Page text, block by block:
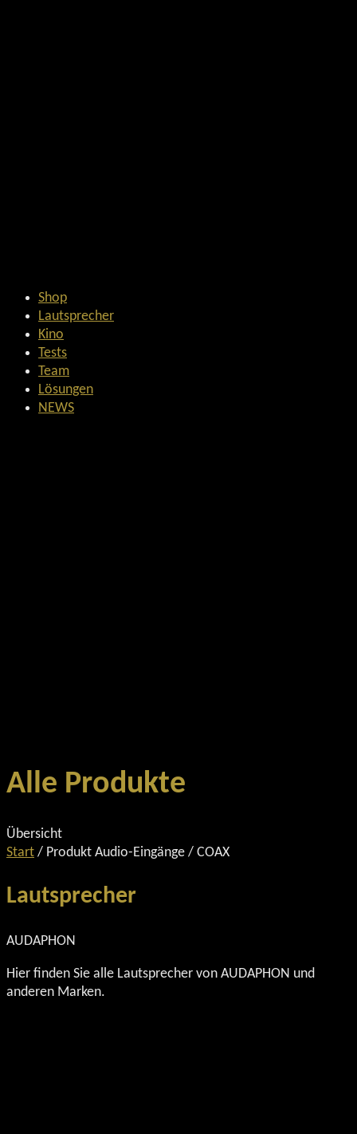
Shop
Lautsprecher
Kino
Tests
Team
Lösungen
NEWS
Alle Produkte
Übersicht
Start / Produkt Audio-Eingänge / COAX
Lautsprecher
AUDAPHON
Hier finden Sie alle Lautsprecher von AUDAPHON und
anderen Marken.